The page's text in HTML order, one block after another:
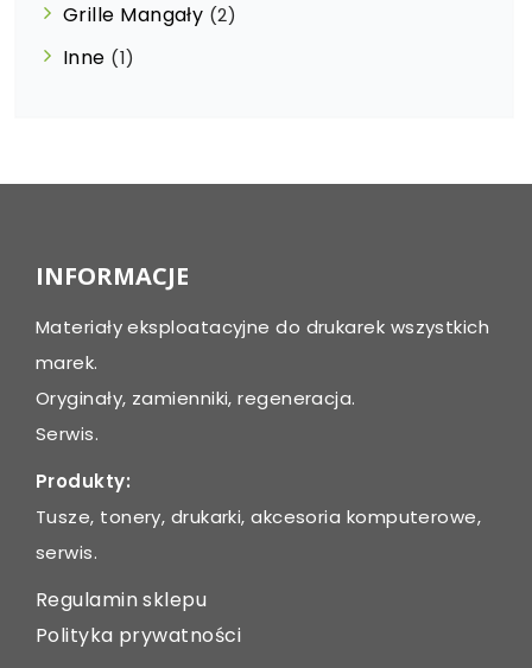
Grille Mangały (2)
Inne (1)
INFORMACJE
Materiały eksploatacyjne do drukarek wszystkich
marek.
Oryginały, zamienniki, regeneracja.
Serwis.
Produkty:
Tusze, tonery, drukarki, akcesoria komputerowe,
serwis.
Regulamin sklepu
Polityka prywatności